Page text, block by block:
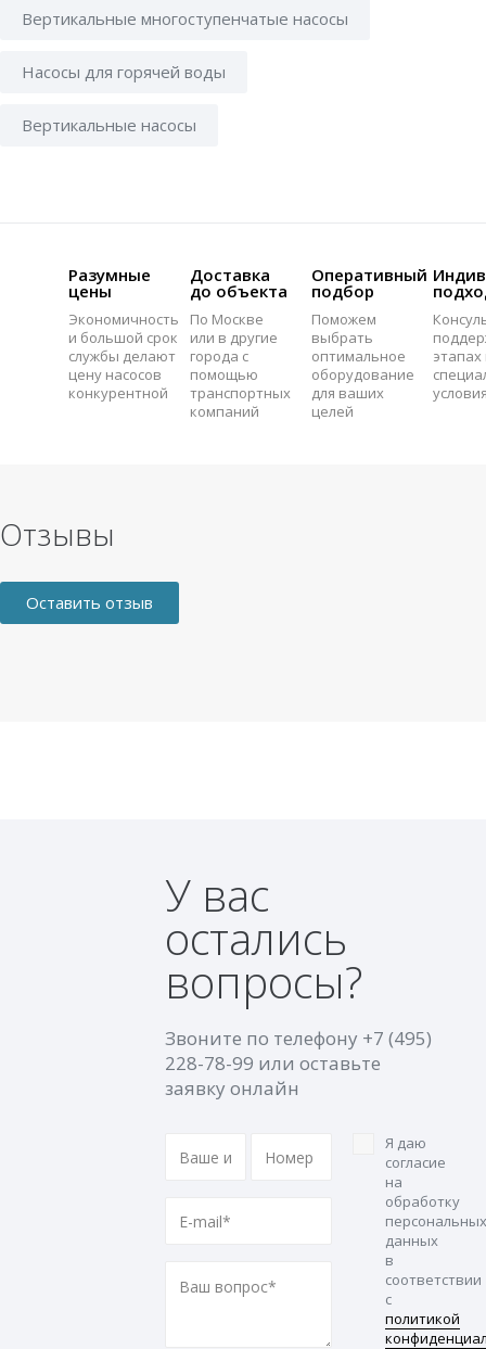
Вертикальные многоступенчатые насосы
Насосы для горячей воды
Вертикальные насосы
Разумные
цены
Экономичность
и большой срок
службы делают
цену насосов
конкурентной
Доставка
до объекта
По Москве
или в другие
города с
помощью
транспортных
компаний
Оперативный
подбор
Поможем
выбрать
оптимальное
оборудование
для ваших
целей
этапах
Отзывы
Оставить отзыв
У вас
остались
вопросы?
Звоните по телефону +7 (495)
228-78-99 или оставьте
заявку онлайн
Я даю
согласие
на
обработку
персональных
данных
в
соответствии
с
политикой